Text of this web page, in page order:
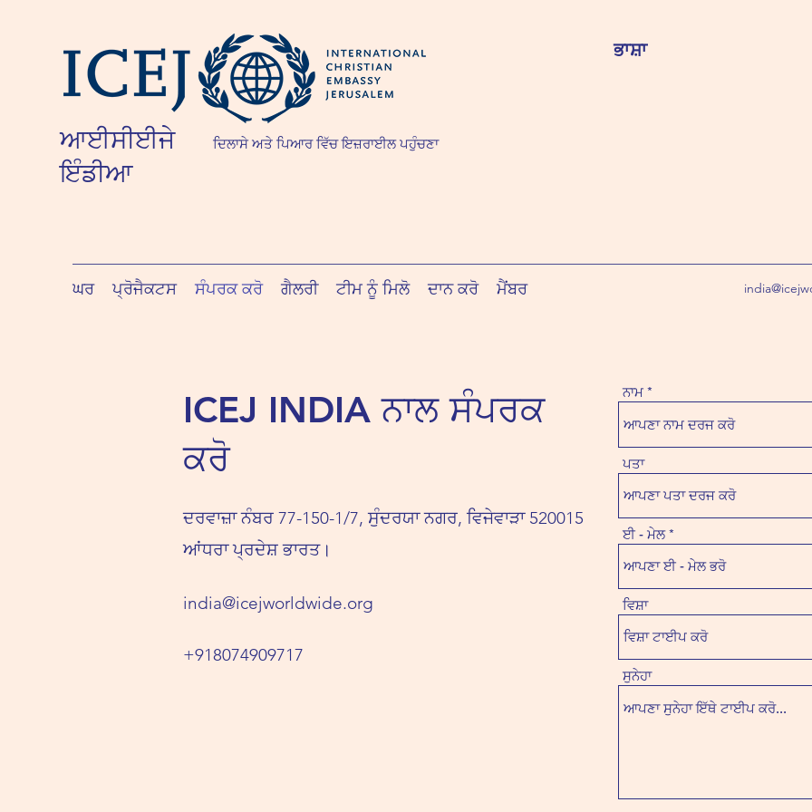
ਆਈਸੀਈਜੇ
ਇੰਡੀਆ
ਦਿਲਾਸੇ ਅਤੇ ਪਿਆਰ ਵਿੱਚ ਇਜ਼ਰਾਈਲ ਪਹੁੰਚਣਾ
ਭਾਸ਼ਾ
ਘਰ ਪ੍ਰੋਜੈਕਟਸ ਸੰਪਰਕ ਕਰੋ ਗੈਲਰੀ ਟੀਮ ਨੂੰ ਮਿਲੋ ਦਾਨ ਕਰੋ ਮੈਂਬਰ
ICEJ INDIA ਨਾਲ ਸੰਪਰਕ
ਕਰੋ
ਦਰਵਾਜ਼ਾ ਨੰਬਰ 77-150-1/7, ਸੁੰਦਰਯਾ ਨਗਰ, ਵਿਜੇਵਾੜਾ 520015
ਆਂਧਰਾ ਪ੍ਰਦੇਸ਼ ਭਾਰਤ।
india@icejworldwide.org
+918074909717
ਨਾਮ
ਪਤਾ
ਈ - ਮੇਲ
ਵਿਸ਼ਾ
ਸੁਨੇਹਾ